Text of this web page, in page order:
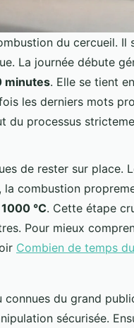
du cercueil. Il
La journée débute
minutes. Elle se tient
les derniers mots
du processus
de rester sur place.
la combustion
°C. Cette étape
Pour mieux
Combien de temps
connues du grand
sécurisée.